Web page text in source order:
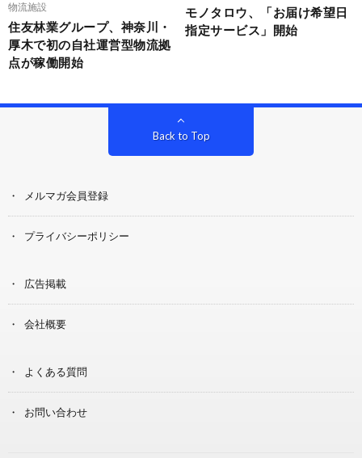
物流施設
住友林業グループ、神奈川・
厚木で初の自社運営型物流拠
点が稼働開始
モノタロウ、「お届け希望日
指定サービス」開始
Back to Top
メルマガ会員登録
プライバシーポリシー
広告掲載
会社概要
よくある質問
お問い合わせ